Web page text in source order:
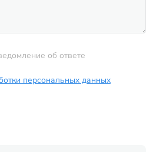
об ответе
персональных данных